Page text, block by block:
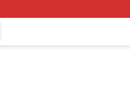
Isi Buku